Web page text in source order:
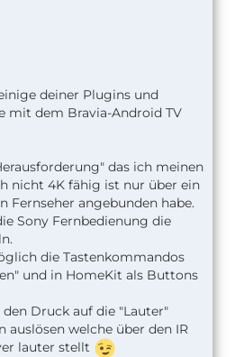
deiner Plugins und
mit dem Bravia-Android TV
das ich meinen
nicht 4K fähig ist nur über ein
Fernseher angebunden habe.
Sony Fernbedienung die
die Tastenkommandos
und in HomeKit als Buttons
Druck auf die "Lauter"
auslösen welche über den IR
lauter stellt